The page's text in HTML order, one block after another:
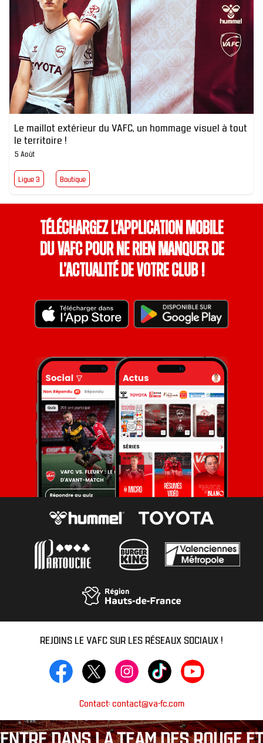
Le maillot extérieur du VAFC, un hommage visuel à tout
le territoire !
5 Août
Ligue 3 Boutique
Téléchargez l’application mobile
du VAFC pour ne rien manquer de
l’actualité de votre club !
REJOINS LE VAFC SUR LES RÉSEAUX SOCIAUX !
Contact: contact@va-fc.com
ENTRE DANS LA TEAM DES ROUGE ET